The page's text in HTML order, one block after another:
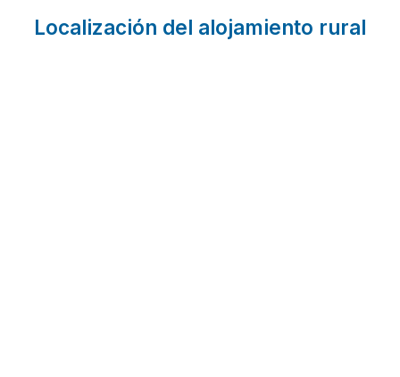
Localización del alojamiento rural